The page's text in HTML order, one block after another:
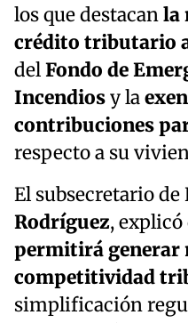
los que destacanla
crédito tributario
delFondo de
Incendiosy la
contribuciones
respecto a su
El subsecretario de
Rodríguez, explicó
permitirá generar
competitividad
simplificación